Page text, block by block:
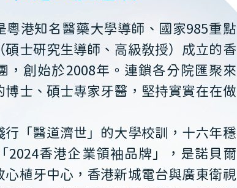
粵港知名醫藥大學導師、國家985重點
碩士研究生導師、高級教授）成立的香
，創始於2008年。連鎖各分院匯聚來
博士、碩士專家牙醫，堅持實實在在做
行「醫道濟世」的大學校訓，十六年穩
2024香港企業領袖品牌」，是諾貝爾
心植牙中心，香港新城電台與廣東衛視